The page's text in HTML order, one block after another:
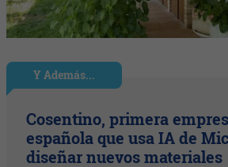
Y Además...
Cosentino, primera
española que usa IA de
diseñar nuevos materiales